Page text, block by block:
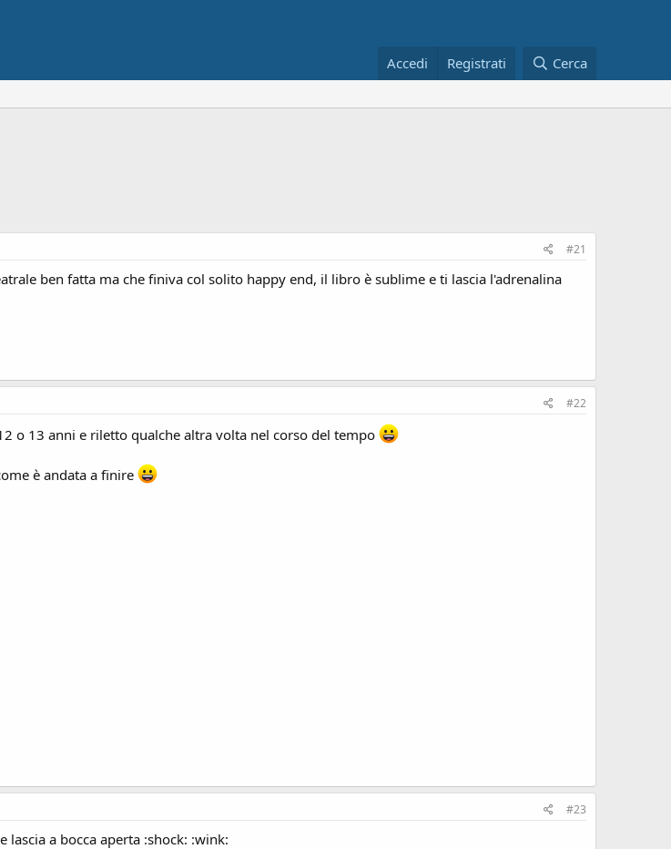
Accedi Registrati Cerca
#21
ben fatta ma che finiva col solito happy end, il libro è sublime e ti lascia l'adrenalina
#22
o 13 anni e riletto qualche altra volta nel corso del tempo
è andata a finire
#23
a bocca aperta :shock: :wink: